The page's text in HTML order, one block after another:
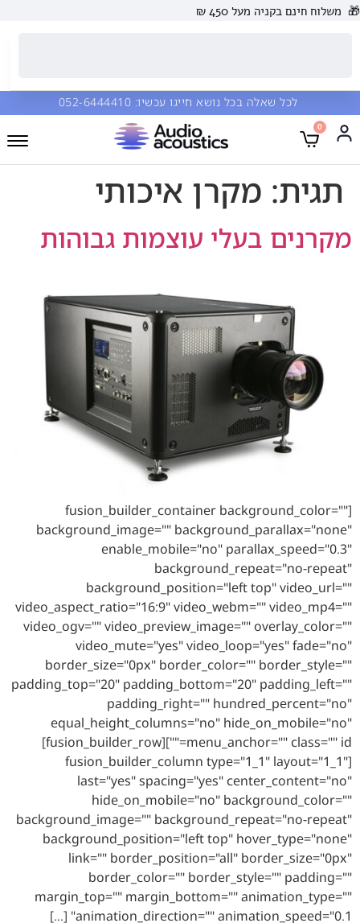
🎁 משלוח חינם בקניה מעל 450 ₪
לכל שאלה בכל נושא חייגו עכשיו:
0
תגית: מקרן איכותי
מקרנים בעלי עוצמות גבוהות
[fusion_builder_container background_color=""
background_image="" background_parallax="none"
enable_mobile="no" parallax_speed="0.3"
background_repeat="no-repeat"
background_position="left top" video_url=""
video_aspect_ratio="16:9" video_webm="" video_mp4=""
video_ogv="" video_preview_image="" overlay_color=""
video_mute="yes" video_loop="yes" fade="no"
border_size="0px" border_color="" border_style=""
padding_top="20" padding_bottom="20" padding_left=""
padding_right="" hundred_percent="no"
equal_height_columns="no" hide_on_mobile="no"
menu_anchor="" class="" id=""][fusion_builder_row]
[fusion_builder_column type="1_1" layout="1_1"
last="yes" spacing="yes" center_content="no"
hide_on_mobile="no" background_color=""
background_image="" background_repeat="no-repeat"
background_position="left top" hover_type="none"
link="" border_position="all" border_size="0px"
border_color="" border_style="" padding=""
margin_top="" margin_bottom="" animation_type=""
animation_direction="" animation_speed="0.1" […]